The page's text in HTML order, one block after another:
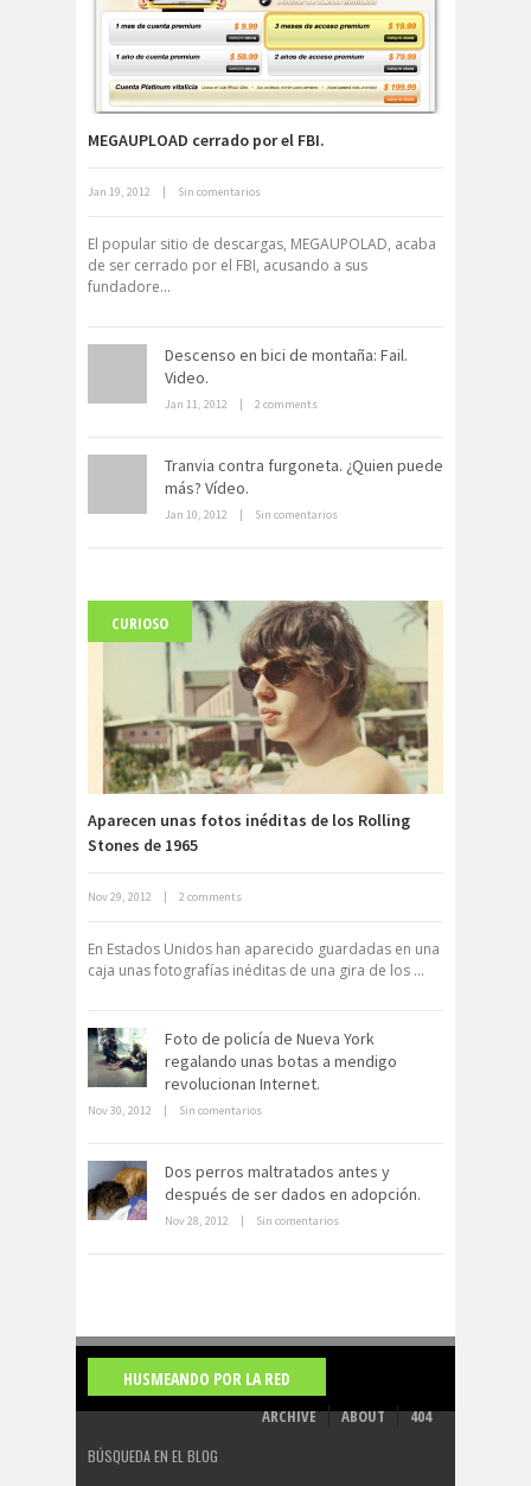
Fuerte abandonado del siglo XIX
ciencia para triunfar en el comercio
electrónico
abandonado
Carlo Acutis, el beato incorrupto de
15 años
Archivo Getty, un tesoro bajo tierra
La derrota británica en Cartagena
MEGAUPLOAD cerrado por el FBI.
Jan 19, 2012 | Sin comentarios
El popular sitio de descargas, MEGAUPOLAD, acaba
de ser cerrado por el FBI, acusando a sus
fundadore...
Descenso en bici de montaña: Fail.
Video.
Jan 11, 2012 | 2 comments
Tranvia contra furgoneta. ¿Quien puede
más? Vídeo.
Jan 10, 2012 | Sin comentarios
CURIOSO
Aparecen unas fotos inéditas de los Rolling
Stones de 1965
Nov 29, 2012 | 2 comments
En Estados Unidos han aparecido guardadas en una
caja unas fotografías inéditas de una gira de los ...
Foto de policía de Nueva York
regalando unas botas a mendigo
revolucionan Internet.
Nov 30, 2012 | Sin comentarios
Dos perros maltratados antes y
después de ser dados en adopción.
Nov 28, 2012 | Sin comentarios
HUSMEANDO POR LA RED
ARCHIVE ABOUT 404
BÚSQUEDA EN EL BLOG